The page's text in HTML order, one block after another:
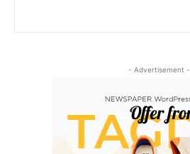
- Advertisement -